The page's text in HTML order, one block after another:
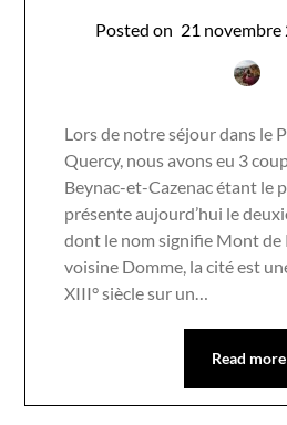
Posted on 21 novembre
Lors de notre séjour dans le
Quercy, nous avons eu 3
Beynac-et-Cazenac étant le
présente aujourd’hui le
dont le nom signifie Mont de
voisine Domme, la cité est
XIII° siècle sur un…
Read more